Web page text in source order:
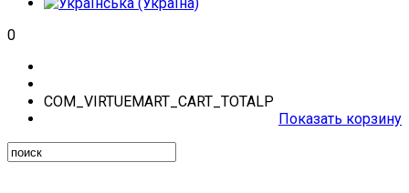
0
COM_VIRTUEMART_CART_TOTALP
Показать корзину